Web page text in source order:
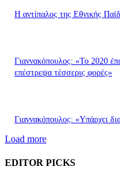
Η αντίπαλος της Εθνικής
Γιαννακόπουλος: «Το 2020
επέστρεψα τέσσερις φορές»
Γιαννακόπουλος: «Υπάρχει
Load more
EDITOR PICKS